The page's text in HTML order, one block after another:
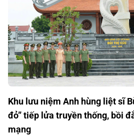
Khu lưu niệm Anh hùng liệt sĩ
đỏ” tiếp lửa truyền thống, bồi
mạng